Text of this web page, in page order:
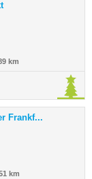
km
Frankf...
km